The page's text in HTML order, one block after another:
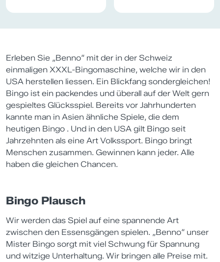
Erleben Sie „Benno“ mit der in der Schweiz
einmaligen XXXL-Bingomaschine, welche wir in den
USA herstellen liessen. Ein Blickfang sondergleichen!
Bingo ist ein packendes und überall auf der Welt gern
gespieltes Glücksspiel. Bereits vor Jahrhunderten
kannte man in Asien ähnliche Spiele, die dem
heutigen Bingo . Und in den USA gilt Bingo seit
Jahrzehnten als eine Art Volkssport. Bingo bringt
Menschen zusammen. Gewinnen kann jeder. Alle
haben die gleichen Chancen.
Bingo Plausch
Wir werden das Spiel auf eine spannende Art
zwischen den Essensgängen spielen. „Benno“ unser
Mister Bingo sorgt mit viel Schwung für Spannung
und witzige Unterhaltung. Wir bringen alle Preise mit.